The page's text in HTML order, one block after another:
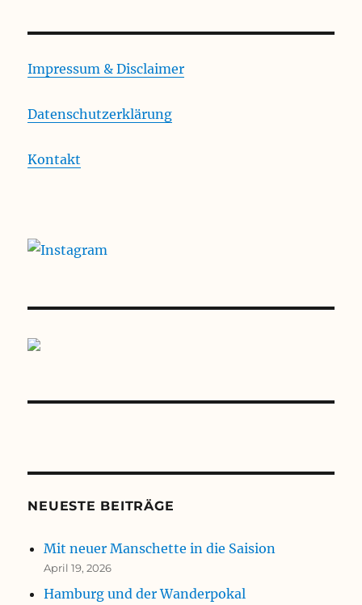
Impressum & Disclaimer
Datenschutzerklärung
Kontakt
NEUESTE BEITRÄGE
Mit neuer Manschette in die Saision
April 19, 2026
Hamburg und der Wanderpokal